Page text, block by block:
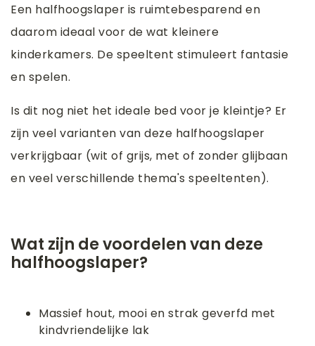
Een halfhoogslaper is ruimtebesparend en
daarom ideaal voor de wat kleinere
kinderkamers. De speeltent stimuleert fantasie
en spelen.
Is dit nog niet het ideale bed voor je kleintje? Er
zijn veel varianten van deze halfhoogslaper
verkrijgbaar (wit of grijs, met of zonder glijbaan
en veel verschillende thema's speeltenten).
Wat zijn de voordelen van deze
halfhoogslaper?
Massief hout, mooi en strak geverfd met
kindvriendelijke lak